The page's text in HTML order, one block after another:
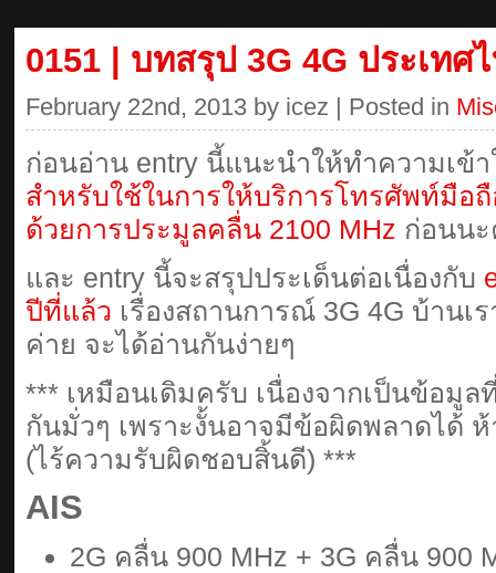
0151 | บทสรุป 3G 4G ประเท
February 22nd, 2013 by icez | Posted in
ก่อนอ่าน entry นี้แนะนำให้ทำความเข้า
สำหรับใช้ในการให้บริการโทรศัพท์มือ
ด้วยการประมูลคลื่น 2100 MHz ก่อนน
และ entry นี้จะสรุปประเด็นต่อเนื่องกับ
ปีที่แล้ว เรื่องสถานการณ์ 3G 4G บ้าน
ค่าย จะได้อ่านกันง่ายๆ
*** เหมือนเดิมครับ เนื่องจากเป็นข้อมู
กันมั่วๆ เพราะงั้นอาจมีข้อผิดพลาดได้
(ไร้ความรับผิดชอบสิ้นดี) ***
AIS
2G คลื่น 900 MHz + 3G คลื่น 900